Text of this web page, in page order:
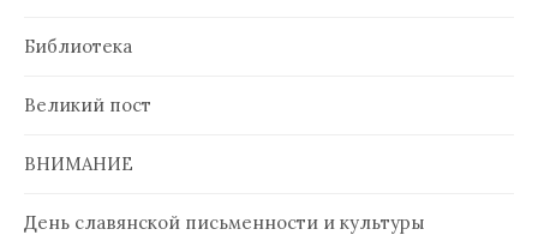
Библиотека
Великий пост
ВНИМАНИЕ
День славянской письменности и культуры